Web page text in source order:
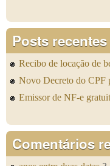
Posts
Recibo de locação de
Novo Decreto do CPF
Emissor de NF-e
Comentários